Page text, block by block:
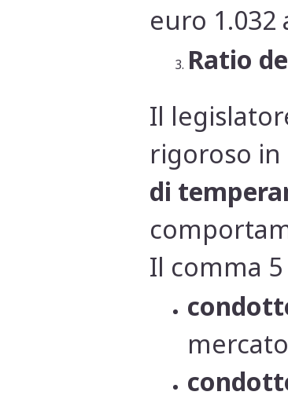
euro 1.032
Ratio
Il
rigoroso
di
Il comma